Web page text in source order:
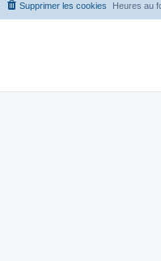
Heures au
Supprimer les cookies